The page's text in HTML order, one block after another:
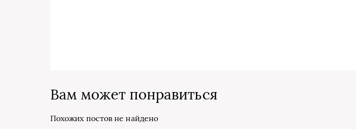
Вам может понравиться
Похожих постов не найдено